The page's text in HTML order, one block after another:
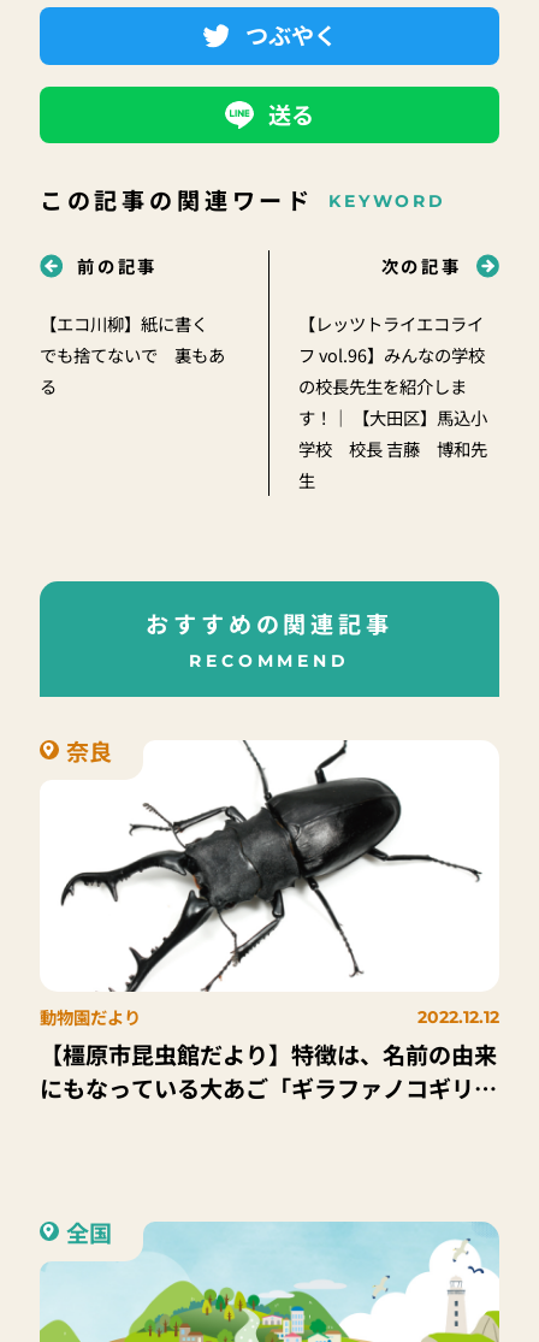
つぶやく
送る
この記事の関連ワード KEYWORD
前の記事
【エコ川柳】紙に書く
でも捨てないで 裏もあ
る
次の記事
【レッツトライエコライ
フ vol.96】みんなの学校
の校長先生を紹介しま
す！｜ 【大田区】馬込小
学校 校長 吉藤 博和先
生
おすすめの関連記事
RECOMMEND
奈良
動物園だより 2022.12.12
【橿原市昆虫館だより】特徴は、名前の由来
にもなっている大あご「ギラファノコギリク
全国